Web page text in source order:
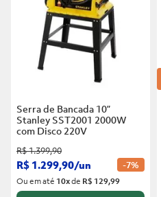
Serra de Bancada 10”
Stanley SST2001 2000W
com Disco 220V
R$1.399,90
R$ 1.299,90/un -7%
Ou em até 10xde R$ 129,99